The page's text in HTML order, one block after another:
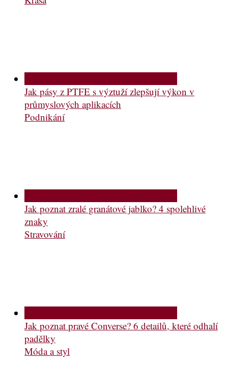
Jak pásy z PTFE s výztuží zlepšují výkon v
průmyslových aplikacích
Podnikání
Jak poznat zralé granátové jablko? 4 spolehlivé
znaky
Stravování
Jak poznat pravé Converse? 6 detailů, které odhalí
padělky
Móda a styl